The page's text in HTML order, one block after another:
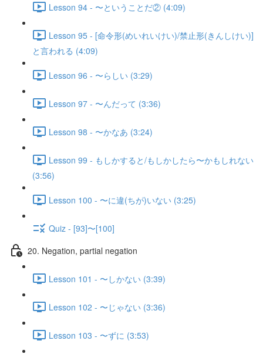
Lesson 94 - 〜ということだ② (4:09)
Lesson 95 - [命令形(めいれいけい)/禁止形(きんしけい)]
と言われる (4:09)
Lesson 96 - 〜らしい (3:29)
Lesson 97 - 〜んだって (3:36)
Lesson 98 - 〜かなあ (3:24)
Lesson 99 - もしかすると/もしかしたら〜かもしれない
(3:56)
Lesson 100 - 〜に違(ちが)いない (3:25)
Quiz - [93]〜[100]
20. Negation, partial negation
Lesson 101 - 〜しかない (3:39)
Lesson 102 - 〜じゃない (3:36)
Lesson 103 - 〜ずに (3:53)